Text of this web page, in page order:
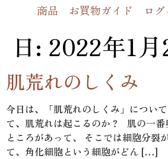
商品 お買物ガイド ロ
日: 2022年1月
肌荒れのしくみ
今日は、「肌荒れのしくみ」につい
て、肌荒れは起こるのか？ 肌の一番
ところがあって、 そこでは細胞分裂
て、角化細胞という細胞がどん […]